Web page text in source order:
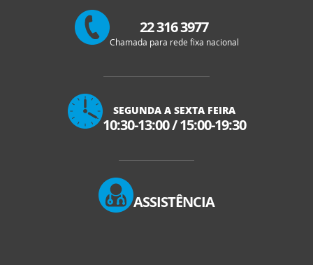
22 316 3977
Chamada para rede fixa nacional
SEGUNDA A SEXTA FEIRA
10:30-13:00/15:00-19:30
ASSISTÊNCIA